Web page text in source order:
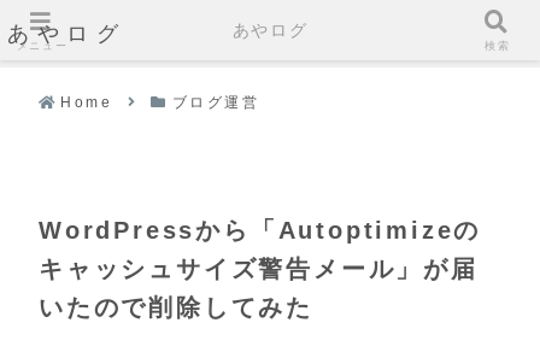
あやログ
Home ブログ運営
WordPressから「Autoptimizeの
キャッシュサイズ警告メール」が届
いたので削除してみた
メニュー
あやログ
検索